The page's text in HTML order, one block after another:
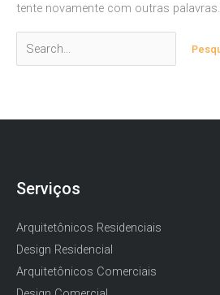
tente novamente com outras palavras.
Pesquisar
por:
Serviços
Arquitetônicos Residenciais
Design Residencial
Arquitetônicos Comerciais